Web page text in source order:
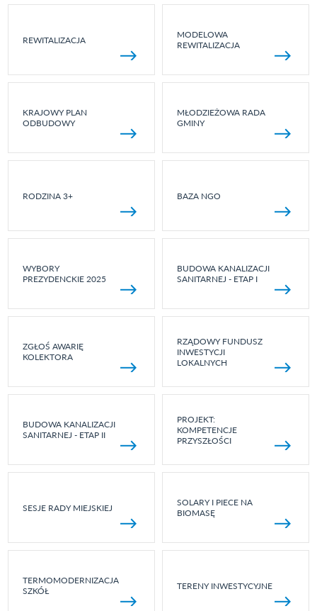
REWITALIZACJA
MODELOWA
REWITALIZACJA
KRAJOWY PLAN
ODBUDOWY
MŁODZIEŻOWA RADA
GMINY
RODZINA 3+ BAZA NGO
WYBORY
PREZYDENCKIE 2025
BUDOWA KANALIZACJI
SANITARNEJ - ETAP I
ZGŁOŚ AWARIĘ
KOLEKTORA
RZĄDOWY FUNDUSZ
INWESTYCJI
LOKALNYCH
BUDOWA KANALIZACJI
SANITARNEJ - ETAP II
PROJEKT:
KOMPETENCJE
PRZYSZŁOŚCI
SESJE RADY MIEJSKIEJ
SOLARY I PIECE NA
BIOMASĘ
TERMOMODERNIZACJA
SZKÓŁ
TERENY INWESTYCYJNE